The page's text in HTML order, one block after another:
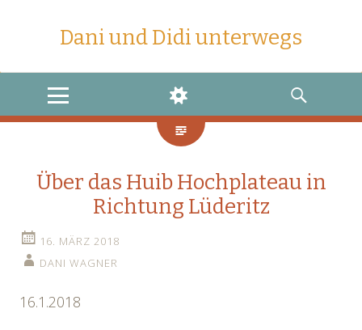
Dani und Didi unterwegs
MENU
WIDGETS
SEARCH
Über das Huib Hochplateau in
Richtung Lüderitz
16. MÄRZ 2018
DANI WAGNER
16.1.2018